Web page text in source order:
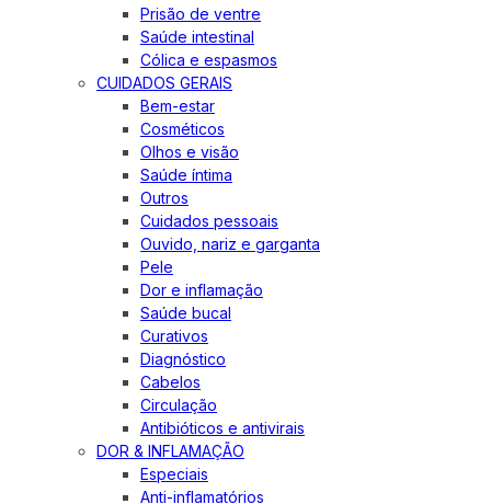
Prisão de ventre
Saúde intestinal
Cólica e espasmos
CUIDADOS GERAIS
Bem-estar
Cosméticos
Olhos e visão
Saúde íntima
Outros
Cuidados pessoais
Ouvido, nariz e garganta
Pele
Dor e inflamação
Saúde bucal
Curativos
Diagnóstico
Cabelos
Circulação
Antibióticos e antivirais
DOR & INFLAMAÇÃO
Especiais
Anti-inflamatórios